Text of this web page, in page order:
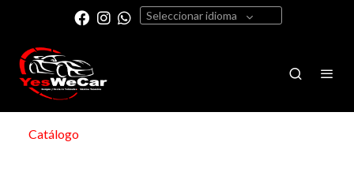
Seleccionar idioma
Catálogo